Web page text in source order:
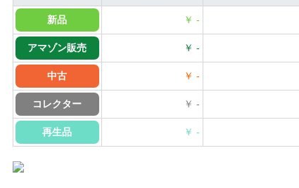
新品 ￥ -
アマゾン販売 ￥ -
中古 ￥ -
コレクター ￥ -
再生品 ￥ -